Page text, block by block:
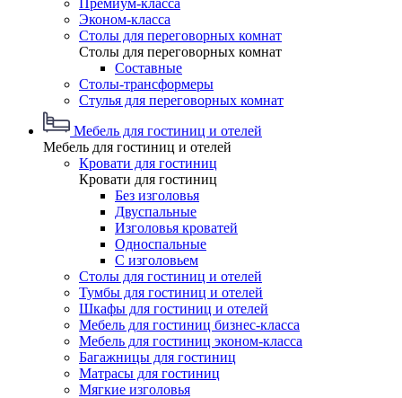
Премиум-класса
Эконом-класса
Столы для переговорных комнат
Столы для переговорных комнат
Составные
Столы-трансформеры
Стулья для переговорных комнат
Мебель для гостиниц и отелей
Мебель для гостиниц и отелей
Кровати для гостиниц
Кровати для гостиниц
Без изголовья
Двуспальные
Изголовья кроватей
Односпальные
С изголовьем
Столы для гостиниц и отелей
Тумбы для гостиниц и отелей
Шкафы для гостиниц и отелей
Мебель для гостиниц бизнес-класса
Мебель для гостиниц эконом-класса
Багажницы для гостиниц
Матрасы для гостиниц
Мягкие изголовья